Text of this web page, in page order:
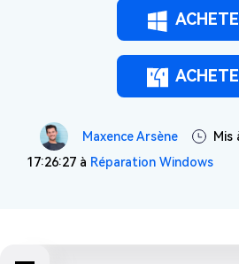
Maxence Arsène
Mis
17:26:27 à Réparation Windows